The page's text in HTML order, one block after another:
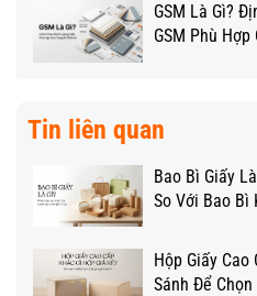
GSM Là Gì?
GSM Phù
Tin liên quan
Bao Bì Giấy
So Với Bao Bì
Hộp Giấy Cao
Sánh Để